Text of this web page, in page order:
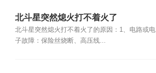
北斗星突然熄火打不着火了
北斗星突然熄火打不着火了的原因：1、电路或电
子故障：保险丝烧断、高压线...